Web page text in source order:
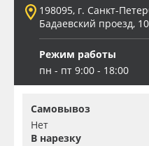
198095, г. Санкт-
Бадаевский проезд,
Режим работы
пн - пт 9:00 - 18:00
Самовывоз
Нет
В нарезку